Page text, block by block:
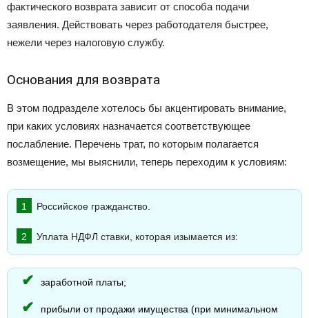
фактического возврата зависит от способа подачи
заявления. Действовать через работодателя быстрее,
нежели через налоговую службу.
Основания для возврата
В этом подразделе хотелось бы акцентировать внимание,
при каких условиях назначается соответствующее
послабление. Перечень трат, по которым полагается
возмещение, мы выяснили, теперь переходим к условиям:
Российское гражданство.
Уплата НДФЛ ставки, которая изымается из:
заработной платы;
прибыли от продажи имущества (при минимальном